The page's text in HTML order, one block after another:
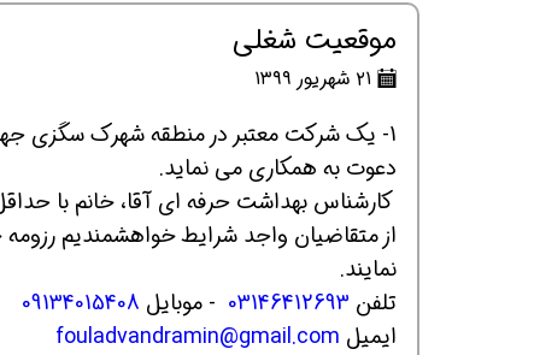
موقعیت شغلی
۲۱ شهریور ۱۳۹۹
1- یک شرکت معتبر در منطقه شهرک سگزی
دعوت به همکاری می نماید.
کارشناس بهداشت حرفه ای آقا، خانم با حداقل 3 سال سابقه
از متقاضیان واجد شرایط خواهشمندیم رزومه
نمایند.
تلفن 03146412693 - موبایل 09134015408
ایمیل fouladvandramin@gmail.com